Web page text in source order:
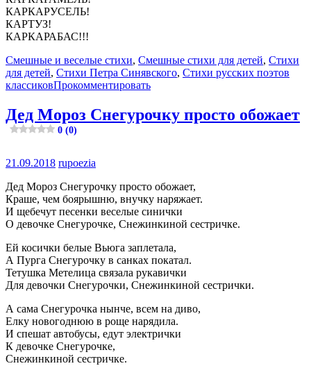
КАРКАРУСЕЛЬ!
КАРТУЗ!
КАРКАРАБАС!!!
Смешные и веселые стихи, Смешные стихи для детей, Стихи
для детей, Стихи Петра Синявского, Стихи русских поэтов
классиковПрокомментировать
Дед Мороз Снегурочку просто обожает
0 (0)
21.09.2018 rupoezia
Дед Мороз Снегурочку просто обожает,
Краше, чем боярышню, внучку наряжает.
И щебечут песенки веселые синички
О девочке Снегурочке, Снежинкиной сестричке.
Ей косички белые Вьюга заплетала,
А Пурга Снегурочку в санках покатал.
Тетушка Метелица связала рукавички
Для девочки Снегурочки, Снежинкиной сестрички.
А сама Снегурочка нынче, всем на диво,
Елку новогоднюю в роще нарядила.
И спешат автобусы, едут электрички
К девочке Снегурочке,
Снежинкиной сестричке.